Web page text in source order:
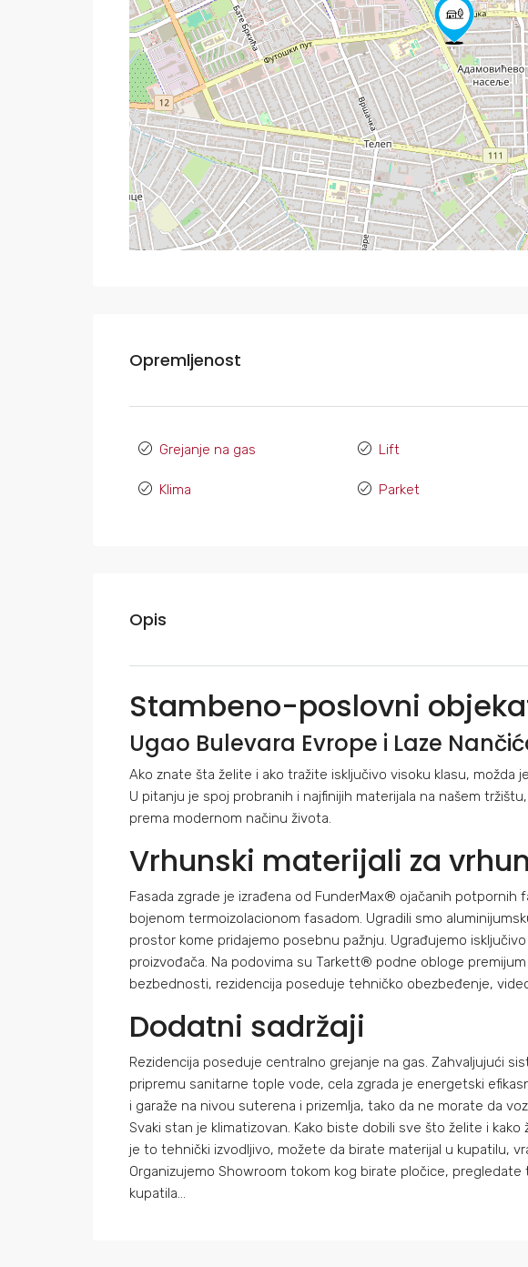
Opremljenost
Grejanje na gas
Klima
Lift
Parket
Opis
Stambeno-poslovni
Ugao Bulevara Evrope i Laze
Ako znate šta želite i ako tražite isključivo visoku klasu, možda
U pitanju je spoj probranih i najfinijih materijala na našem
prema modernom načinu života.
Vrhunski materijali za
Fasada zgrade je izrađena od FunderMax® ojačanih potpornih
bojenom termoizolacionom fasadom. Ugradili smo
prostor kome pridajemo posebnu pažnju. Ugrađujemo
proizvođača. Na podovima su Tarkett® podne obloge
bezbednosti, rezidencija poseduje tehničko obezbeđenje,
Dodatni sadržaji
Rezidencija poseduje centralno grejanje na gas. Zahvaljujući
pripremu sanitarne tople vode, cela zgrada je energetski
i garaže na nivou suterena i prizemlja, tako da ne morate da
Svaki stan je klimatizovan. Kako biste dobili sve što želite i
je to tehnički izvodljivo, možete da birate materijal u kupatilu,
Organizujemo Showroom tokom kog birate pločice,
kupatila…